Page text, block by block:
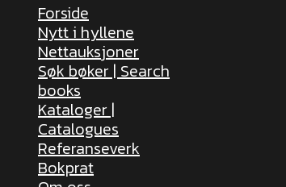
Forside
Nytt i hyllene
Nettauksjoner
Søk bøker | Search
books
Kataloger |
Catalogues
Referanseverk
Bokprat